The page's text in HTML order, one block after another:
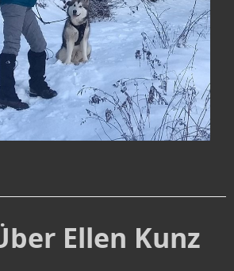
Ellen Kunz